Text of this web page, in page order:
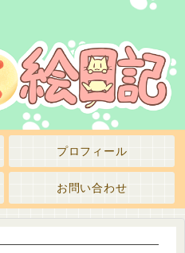
プロフィール
お問い合わせ